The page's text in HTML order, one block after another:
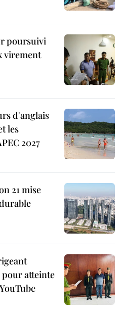
poursuivi
virement
d'anglais
les
2027
21 mise
atteinte